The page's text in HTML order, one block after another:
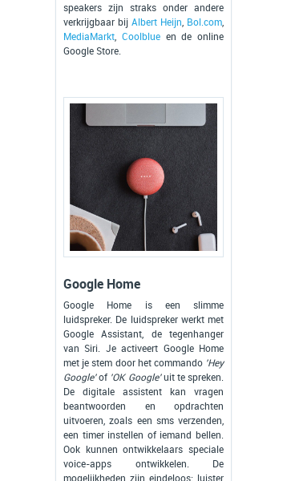
speakers zijn straks onder andere
verkrijgbaar bij Albert Heijn Bol.com
MediaMarkt
Coolblueen de online
Google Store.
Google Home
Google Home is een slimme
luidspreker. De luidspreker werkt met
Google Assistant, de tegenhanger
van Siri. Je activeert Google Home
met je stem door het commando 'Hey
Google'of 'OK Google'uit te spreken.
De digitale assistent kan vragen
beantwoorden en opdrachten
uitvoeren, zoals een sms verzenden,
een timer instellen of iemand bellen.
Ook kunnen ontwikkelaars speciale
voice-apps ontwikkelen. De
mogelijkheden zijn eindeloos: luister